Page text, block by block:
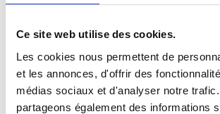
Ce site web utilise des cookies.
Les cookies nous permettent de
et les annonces, d'offrir des
médias sociaux et d'analyser notre
partageons également des informations
Carony Classic 24"